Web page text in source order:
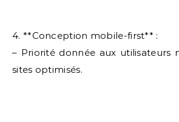
4. **Conception mobile-first** :
– Priorité donnée aux utilisateurs
sites optimisés.